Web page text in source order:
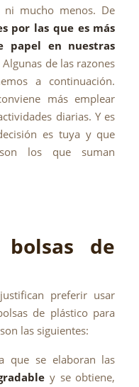
ni mucho menos. De
por las que es más
papel en nuestras
Algunas de las razones
a continuación.
más emplear
diarias. Y es
es tuya y que
los que suman
de
preferir usar
de plástico para
las siguientes:
que se elaboran las
y se obtiene,